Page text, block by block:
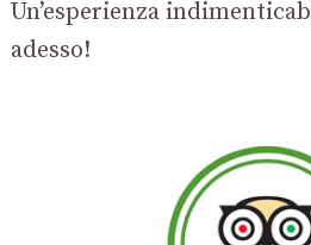
Un’esperienza
adesso!